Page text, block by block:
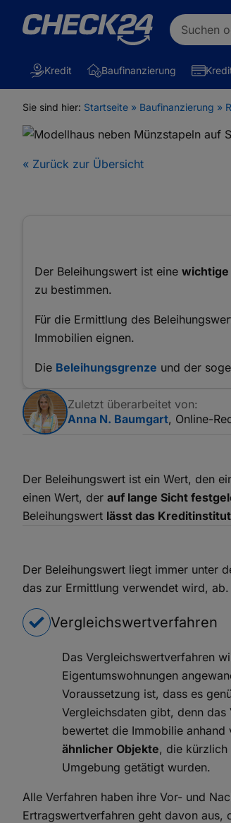
Suchen
Kredit Baufinanzierung
Sie sind hier: Startseite » Baufinanzierung »
« Zurück zur Übersicht
Der Beleihungswert ist eine wichtige
zu bestimmen.
Für die Ermittlung des
Immobilien eignen.
Die Beleihungsgrenze und der
Zuletzt überarbeitet von:
Anna N. Baumgart, Online-
Der Beleihungswert ist ein Wert, den
einen Wert, der auf lange Sicht
Beleihungswert lässt das
Der Beleihungswert liegt immer unter
das zur Ermittlung verwendet wird, ab.
Vergleichswertverfahren
Das Vergleichswertverfahren
Eigentumswohnungen
Voraussetzung ist, dass es
Vergleichsdaten gibt, denn das
bewertet die Immobilie anhand
ähnlicher Objekte, die kürzlich
Umgebung getätigt wurden.
Alle Verfahren haben ihre Vor- und
Ertragswertverfahren geht davon aus,